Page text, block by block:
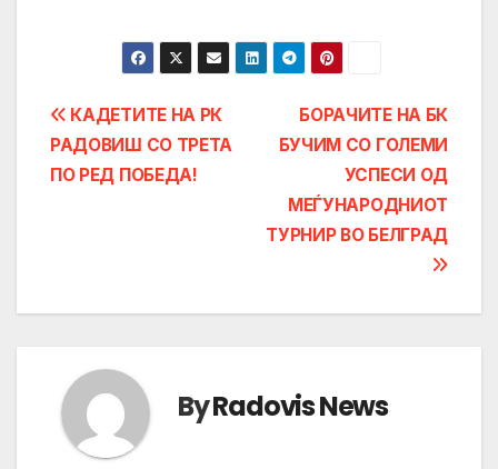
Post
navigation
БОРАЧИТЕ НА БК
БУЧИМ СО ГОЛЕМИ
УСПЕСИ ОД
МЕЃУНАРОДНИОТ
ТУРНИР ВО БЕЛГРАД
КАДЕТИТЕ НА РК
РАДОВИШ СО ТРЕТА
ПО РЕД ПОБЕДА!
ByRadovis News